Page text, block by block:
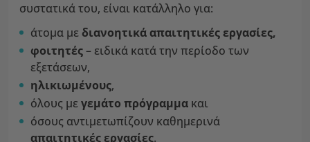
συστατικά του, είναι κατάλληλο για:
άτομα με διανοητικά απαιτητικές εργασίες,
φοιτητές– ειδικά κατά την περίοδο των
εξετάσεων,
ηλικιωμένους,
όλους μεγεμάτο πρόγραμμα και
όσους αντιμετωπίζουν καθημερινά
απαιτητικές εργασίες.